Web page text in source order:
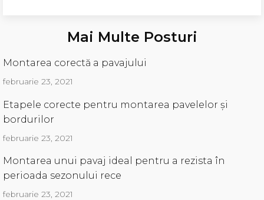
Mai Multe Posturi
Montarea corectă a pavajului
februarie 23, 2021
Etapele corecte pentru montarea pavelelor și
bordurilor
februarie 23, 2021
Montarea unui pavaj ideal pentru a rezista în
perioada sezonului rece
februarie 23, 2021